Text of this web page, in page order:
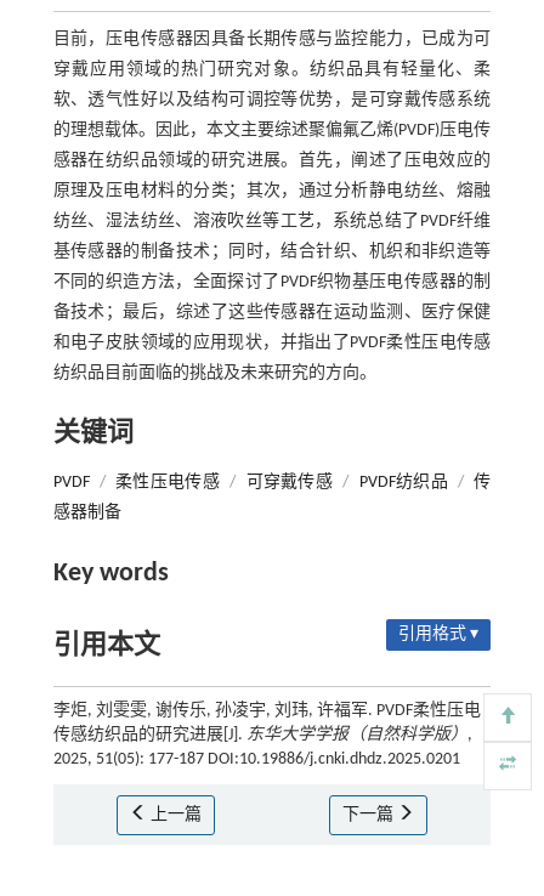
目前，压电传感器因具备长期传感与监控能力，已成为可
穿戴应用领域的热门研究对象。纺织品具有轻量化、柔
软、透气性好以及结构可调控等优势，是可穿戴传感系统
的理想载体。因此，本文主要综述聚偏氟乙烯(PVDF)压电传
感器在纺织品领域的研究进展。首先，阐述了压电效应的
原理及压电材料的分类；其次，通过分析静电纺丝、熔融
纺丝、湿法纺丝、溶液吹丝等工艺，系统总结了PVDF纤维
基传感器的制备技术；同时，结合针织、机织和非织造等
不同的织造方法，全面探讨了PVDF织物基压电传感器的制
备技术；最后，综述了这些传感器在运动监测、医疗保健
和电子皮肤领域的应用现状，并指出了PVDF柔性压电传感
纺织品目前面临的挑战及未来研究的方向。
关键词
PVDF / 柔性压电传感 / 可穿戴传感 / PVDF纺织品 / 传
感器制备
Key words
引用本文 引用格式 ▾
李炬, 刘雯雯, 谢传乐, 孙凌宇, 刘玮, 许福军. PVDF柔性压电
传感纺织品的研究进展[J]. 东华大学学报（自然科学版） ,
2025, 51(05): 177-187 DOI:10.19886/j.cnki.dhdz.2025.0201
上一篇 下一篇